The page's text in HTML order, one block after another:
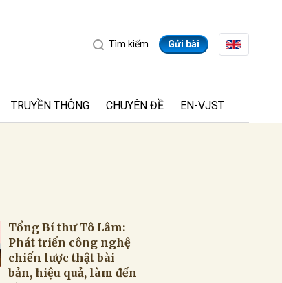
Tìm kiếm Gửi bài
TRUYỀN THÔNG CHUYÊN ĐỀ EN-VJST
Tổng Bí thư Tô Lâm:
Phát triển công nghệ
chiến lược thật bài
bản, hiệu quả, làm đến